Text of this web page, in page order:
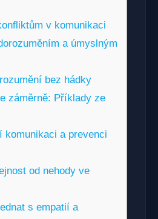
v komunikaci
a úmyslným
bez hádky
záměrně: Příklady ze
komunikaci a prevenci
od nehody ve
s empatií a